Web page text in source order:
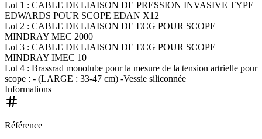
Lot 1 : CABLE DE LIAISON DE PRESSION INVASIVE TYPE
EDWARDS POUR SCOPE EDAN X12
Lot 2 : CABLE DE LIAISON DE ECG POUR SCOPE
MINDRAY MEC 2000
Lot 3 : CABLE DE LIAISON DE ECG POUR SCOPE
MINDRAY IMEC 10
Lot 4 : Brassrad monotube pour la mesure de la tension artrielle pour
scope : - (LARGE : 33-47 cm) -Vessie siliconnée
Informations
Référence